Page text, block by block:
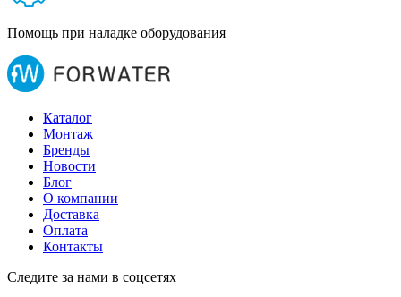
Помощь при наладке оборудования
Каталог
Монтаж
Бренды
Новости
Блог
О компании
Доставка
Оплата
Контакты
Следите за нами в соцсетях